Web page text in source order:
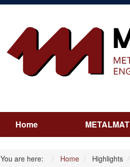
Home METALMAT
You are here: Home Highlights